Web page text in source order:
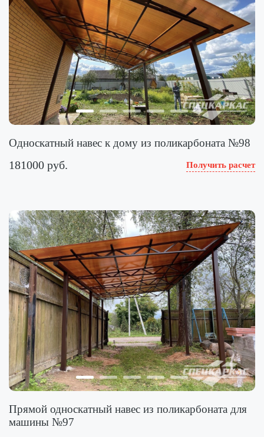
Односкатный навес к дому из поликарбоната №98
181000 руб. Получить расчет
Прямой односкатный навес из поликарбоната для
машины №97